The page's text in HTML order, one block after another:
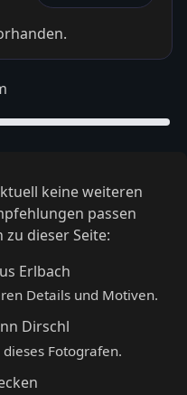
keine weiteren
passen
dieser Seite:
Erlbach
Details und Motiven.
Dirschl
Fotografen.